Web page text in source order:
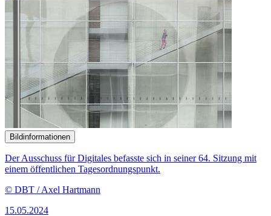
Bildinformationen
Der Ausschuss für Digitales befasste sich in seiner 64. Sitzung mit
einem öffentlichen Tagesordnungspunkt.
© DBT / Axel Hartmann
15.05.2024